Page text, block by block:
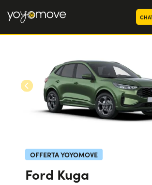
Aziende e P.IVA
OFFERTE NOLEGGIO
AUTO USATE
CHI SIAMO
Lavora con noi
PERCHÉ CONVIENE
OFFERTA YOYOMOVE
Ford Kuga